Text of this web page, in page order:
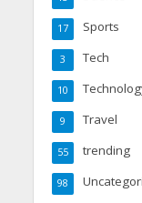
Sports
17
Tech
3
10
Travel
9
trending
55
98